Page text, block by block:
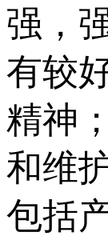
强，
有较
精神
和维
包括